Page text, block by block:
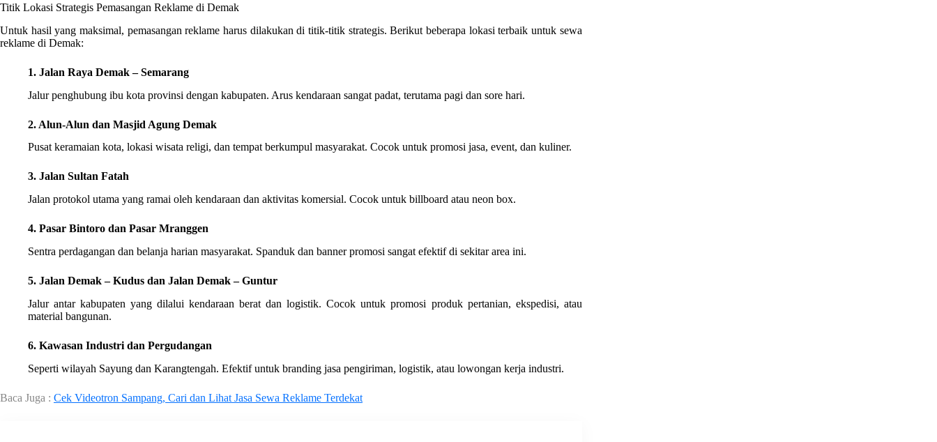
Titik Lokasi Strategis Pemasangan Reklame di Demak
Untuk hasil yang maksimal, pemasangan reklame harus dilakukan di titik-titik strategis. Berikut beberapa lokasi terbaik untuk sewa
reklame di Demak:
1. Jalan Raya Demak – Semarang
Jalur penghubung ibu kota provinsi dengan kabupaten. Arus kendaraan sangat padat, terutama pagi dan sore hari.
2. Alun-Alun dan Masjid Agung Demak
Pusat keramaian kota, lokasi wisata religi, dan tempat berkumpul masyarakat. Cocok untuk promosi jasa, event, dan kuliner.
3. Jalan Sultan Fatah
Jalan protokol utama yang ramai oleh kendaraan dan aktivitas komersial. Cocok untuk billboard atau neon box.
4. Pasar Bintoro dan Pasar Mranggen
Sentra perdagangan dan belanja harian masyarakat. Spanduk dan banner promosi sangat efektif di sekitar area ini.
5. Jalan Demak – Kudus dan Jalan Demak – Guntur
Jalur antar kabupaten yang dilalui kendaraan berat dan logistik. Cocok untuk promosi produk pertanian, ekspedisi, atau
material bangunan.
6. Kawasan Industri dan Pergudangan
Seperti wilayah Sayung dan Karangtengah. Efektif untuk branding jasa pengiriman, logistik, atau lowongan kerja industri.
Baca Juga : Cek Videotron Sampang, Cari dan Lihat Jasa Sewa Reklame Terdekat